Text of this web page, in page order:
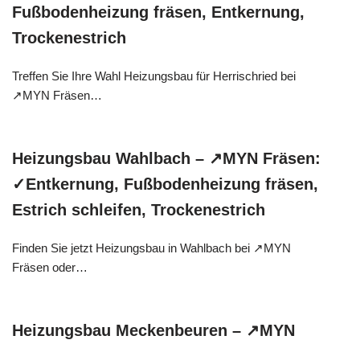
Fußbodenheizung fräsen, Entkernung,
Trockenestrich
Treffen Sie Ihre Wahl Heizungsbau für Herrischried bei
↗️MYN Fräsen…
Heizungsbau Wahlbach – ↗️MYN Fräsen:
✓Entkernung, Fußbodenheizung fräsen,
Estrich schleifen, Trockenestrich
Finden Sie jetzt Heizungsbau in Wahlbach bei ↗️MYN
Fräsen oder…
Heizungsbau Meckenbeuren – ↗️MYN